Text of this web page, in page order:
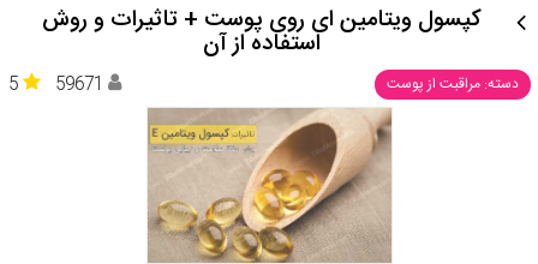
کپسول ویتامین ای روی پوست + تاثیرات و روش
استفاده از آن
دسته: مراقبت از پوست 5 59671